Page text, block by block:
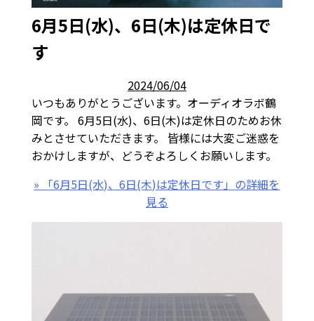
6月5日(水)、6日(木)は定休日で
す
2024/06/04
いつもありがとうございます。オーディオラボ鶴
岡です。 6月5日(水)、6日(木)は定休日のためお休
みとさせていただきます。 皆様には大変ご迷惑を
おかけしますが、どうぞよろしくお願いします。
» 「6月5日(水)、6日(木)は定休日です」の詳細を
見る